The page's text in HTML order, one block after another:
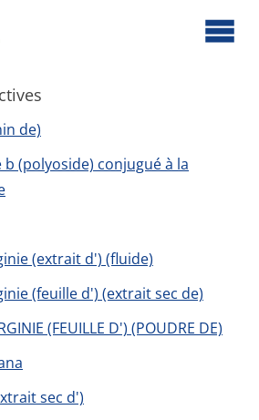
de)
(polyoside) conjugué à la
(extrait d') (fluide)
(feuille d') (extrait sec de)
(FEUILLE D') (POUDRE DE)
sec d')